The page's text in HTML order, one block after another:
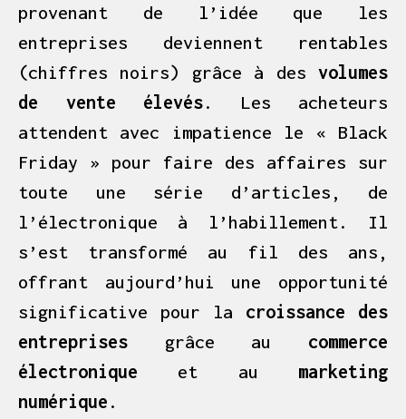
provenant de l’idée que les
entreprises deviennent rentables
(chiffres noirs) grâce à des volumes
de vente élevés. Les acheteurs
attendent avec impatience le « Black
Friday » pour faire des affaires sur
toute une série d’articles, de
l’électronique à l’habillement. Il
s’est transformé au fil des ans,
offrant aujourd’hui une opportunité
significative pour la croissance des
entreprises grâce au commerce
électronique et au marketing
numérique .